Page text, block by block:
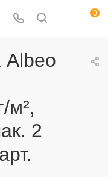
0
Albeo
м²,
2